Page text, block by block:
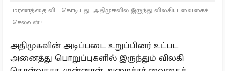
மரணத்தை விட கொடியது.. அதிமுகவில் இருந்து விலகிய வைகைச்
செல்வன் !
அதிமுகவின் அடிப்படை உறுப்பினர் உட்பட
அனைத்து பொறுப்புகளில் இருந்தும் விலகி